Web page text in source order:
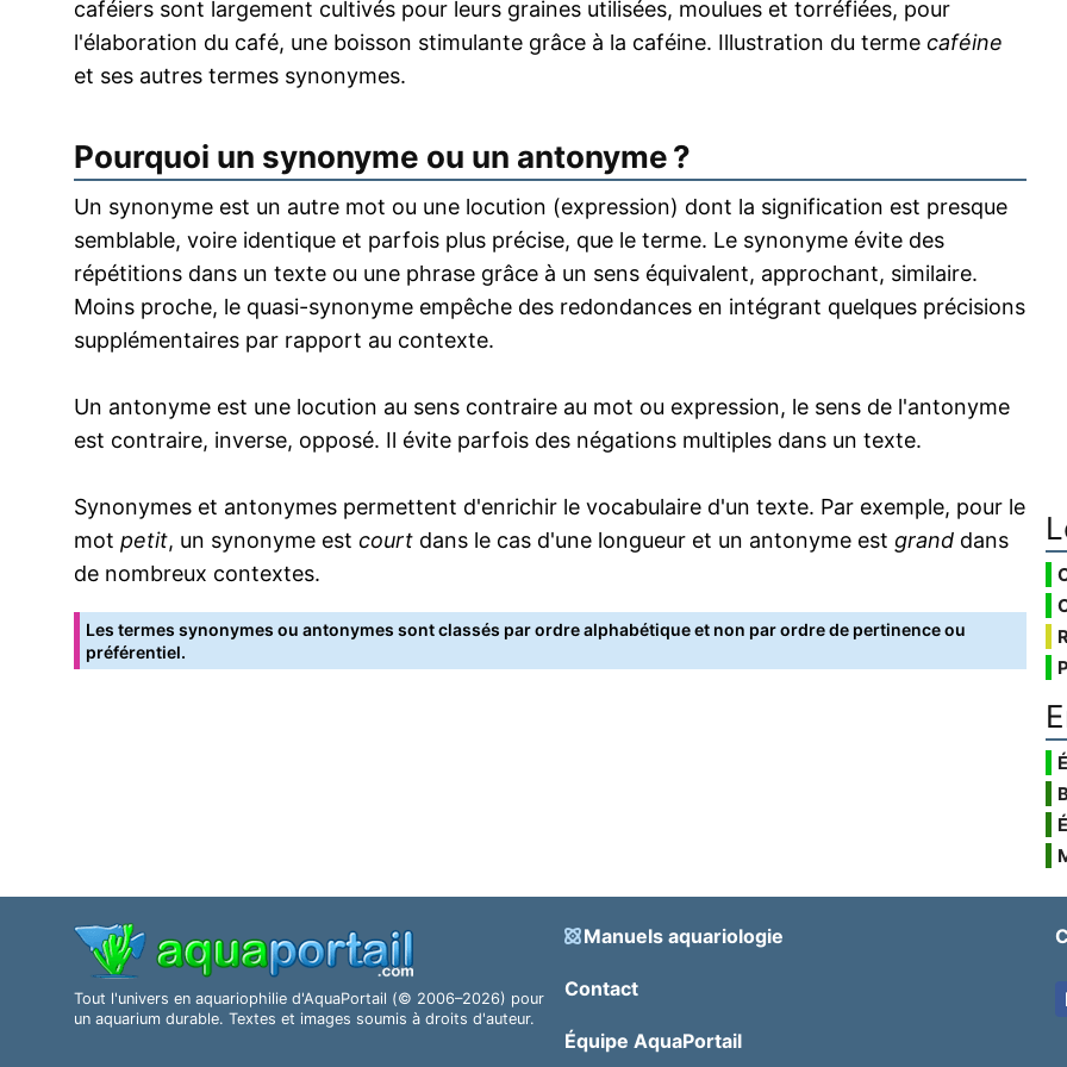
caféiers sont largement cultivés pour leurs graines utilisées, moulues et torréfiées, pour
l'élaboration du café, une boisson stimulante grâce à la caféine. Illustration du terme caféine
et ses autres termes synonymes.
Pourquoi un synonyme ou un antonyme ?
Un synonyme est un autre mot ou une locution (expression) dont la signification est presque
semblable, voire identique et parfois plus précise, que le terme. Le synonyme évite des
répétitions dans un texte ou une phrase grâce à un sens équivalent, approchant, similaire.
Moins proche, le quasi-synonyme empêche des redondances en intégrant quelques précisions
supplémentaires par rapport au contexte.
Un antonyme est une locution au sens contraire au mot ou expression, le sens de l'antonyme
est contraire, inverse, opposé. Il évite parfois des négations multiples dans un texte.
Synonymes et antonymes permettent d'enrichir le vocabulaire d'un texte. Par exemple, pour le
mot petit, un synonyme est court dans le cas d'une longueur et un antonyme est grand dans
de nombreux contextes.
Les termes synonymes ou antonymes sont classés par ordre alphabétique et non par ordre de pertinence ou
préférentiel.
Tout l'univers en aquariophilie d'AquaPortail (© 2006–2026) pour
un aquarium durable. Textes et images soumis à droits d'auteur.
Manuels aquariologie
Contact
Équipe AquaPortail